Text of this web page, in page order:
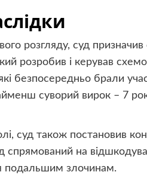
розгляду, суд
розробив і керував
безпосередньо брали
суворий вирок – 7
суд також постановив
спрямований на
подальшим злочинам.